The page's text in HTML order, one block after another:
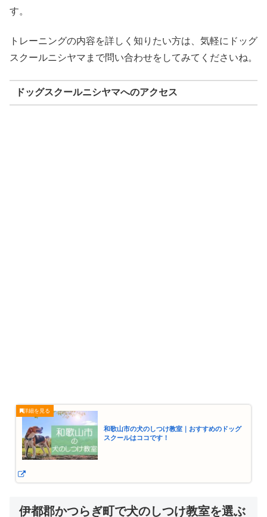
す。
トレーニングの内容を詳しく知りたい方は、気軽にドッグ
スクールニシヤマまで問い合わせをしてみてくださいね。
ドッグスクールニシヤマへのアクセス
和歌山市の犬のしつけ教室｜おすすめのドッグ
スクールはココです！
伊都郡かつらぎ町で犬のしつけ教室を選ぶ